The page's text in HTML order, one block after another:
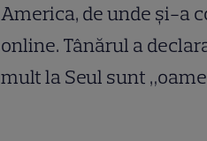
America, de unde și-a
online. Tânărul a
mult la Seul sunt